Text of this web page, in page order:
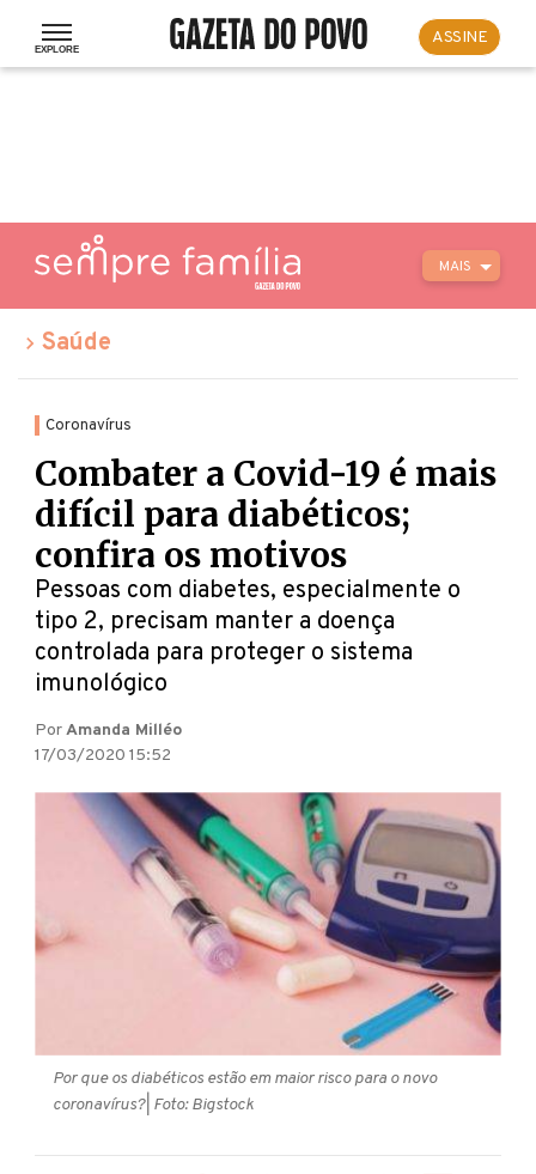
ASSINE
MAIS
Saúde
Coronavírus
Combater a Covid-19 é mais
difícil para diabéticos;
confira os motivos
Pessoas com diabetes, especialmente o
tipo 2, precisam manter a doença
controlada para proteger o sistema
imunológico
PorAmanda Milléo
17/03/2020 15:52
Por que os diabéticos estão em maior risco para o novo
coronavírus?| Foto: Bigstock